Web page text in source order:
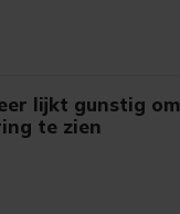
lijkt gunstig om
te zien